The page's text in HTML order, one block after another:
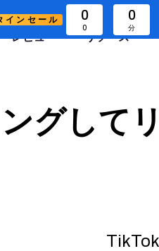
インセール 0
0
0
分
レビュー リソース
グして